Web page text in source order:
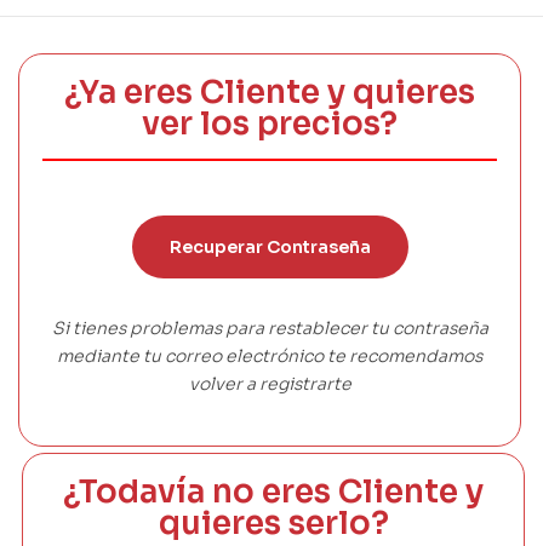
¿Ya eres Cliente y quieres
ver los precios?
Recuperar Contraseña
Si tienes problemas para restablecer tu contraseña
mediante tu correo electrónico te recomendamos
volver a registrarte
¿Todavía no eres Cliente y
quieres serlo?